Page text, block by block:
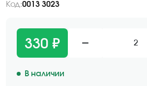
Код:0013 3023
330 ₽ 2
В наличии